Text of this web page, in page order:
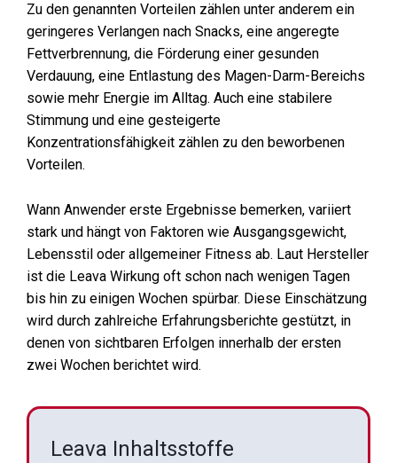
Zu den genannten Vorteilen zählen unter anderem ein
geringeres Verlangen nach Snacks, eine angeregte
Fettverbrennung, die Förderung einer gesunden
Verdauung, eine Entlastung des Magen-Darm-Bereichs
sowie mehr Energie im Alltag. Auch eine stabilere
Stimmung und eine gesteigerte
Konzentrationsfähigkeit zählen zu den beworbenen
Vorteilen.
Wann Anwender erste Ergebnisse bemerken, variiert
stark und hängt von Faktoren wie Ausgangsgewicht,
Lebensstil oder allgemeiner Fitness ab. Laut Hersteller
ist die Leava Wirkung oft schon nach wenigen Tagen
bis hin zu einigen Wochen spürbar. Diese Einschätzung
wird durch zahlreiche Erfahrungsberichte gestützt, in
denen von sichtbaren Erfolgen innerhalb der ersten
zwei Wochen berichtet wird.
Leava Inhaltsstoffe